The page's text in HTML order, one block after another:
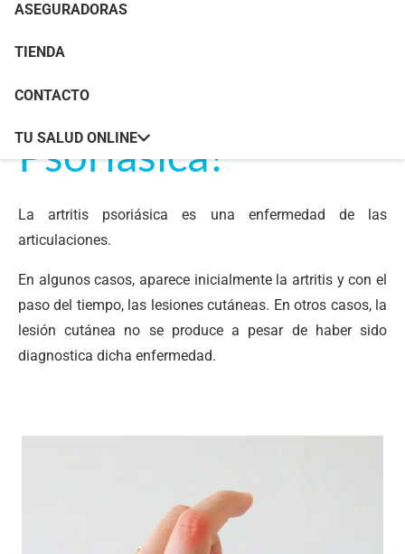
ASEGURADORAS
TIENDA
CONTACTO
TU SALUD ONLINE
¿Qué es la Artritis
Psoriásica?
La artritis psoriásica es una enfermedad de las
articulaciones.
En algunos casos, aparece inicialmente la artritis y con el
paso del tiempo, las lesiones cutáneas. En otros casos, la
lesión cutánea no se produce a pesar de haber sido
diagnostica dicha enfermedad.